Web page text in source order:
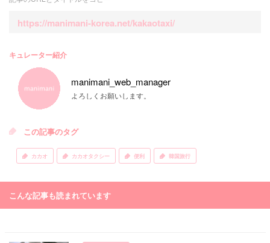
https://manimani-korea.net/kakaotaxi/
キュレーター紹介
manimani_web_manager
よろしくお願いします。
この記事のタグ
カカオ カカオタクシー 便利 韓国旅行
こんな記事も読まれています